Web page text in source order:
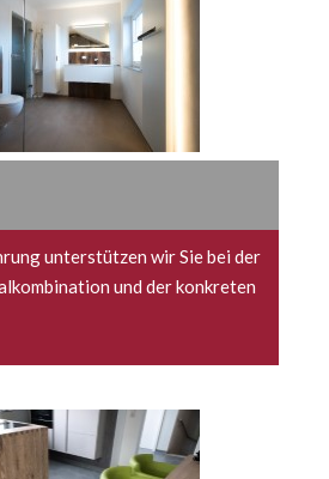
unterstützen wir Sie bei der
und der konkreten